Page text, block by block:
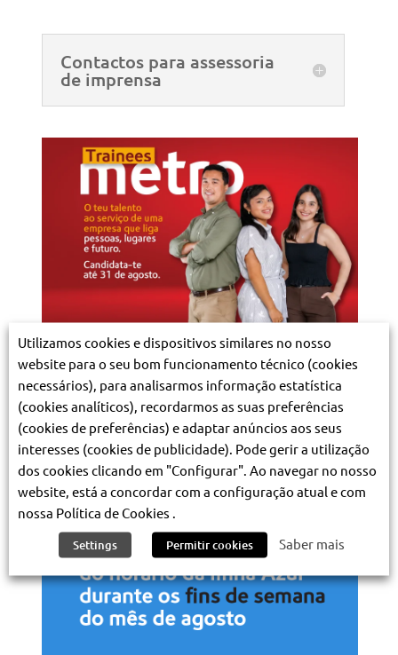
Contactos para assessoria
de imprensa
Metro de Lisboa lança nova
edição do Programa de Trainees
3.08.2026
Utilizamos cookies e dispositivos similares no nosso
website para o seu bom funcionamento técnico (cookies
necessários), para analisarmos informação estatística
(cookies analíticos), recordarmos as suas preferências
(cookies de preferências) e adaptar anúncios aos seus
interesses (cookies de publicidade). Pode gerir a utilização
dos cookies clicando em "Configurar". Ao navegar no nosso
website, está a concordar com a configuração atual e com
nossa Política de Cookies .
Settings Permitir cookies Saber mais